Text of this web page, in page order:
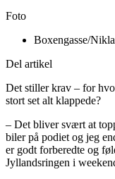
Foto
Boxengasse/
Del artikel
Det stiller krav – for
stort set alt klappede?
– Det bliver svært at
biler på podiet og jeg
er godt forberedte og
Jyllandsringen i